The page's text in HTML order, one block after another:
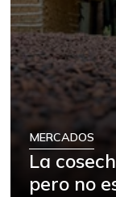
MERCADOS
La
pero no